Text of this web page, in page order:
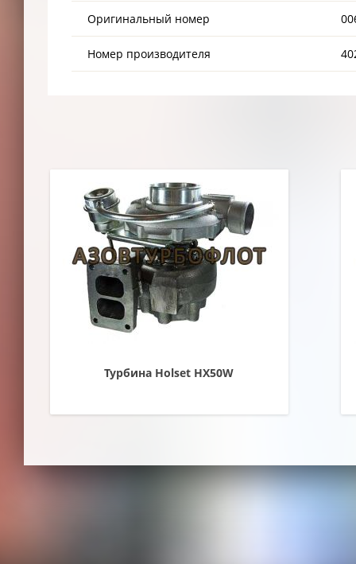
Оригинальный номер
Номер производителя
Турбина Holset HX50W